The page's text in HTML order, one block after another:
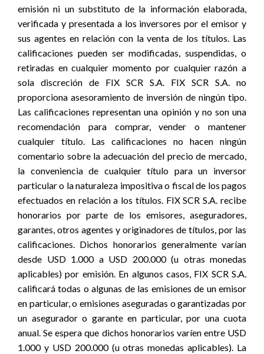
emisión ni un substituto de la información elaborada,
verificada y presentada a los inversores por el emisor y
sus agentes en relación con la venta de los títulos. Las
calificaciones pueden ser modificadas, suspendidas, o
retiradas en cualquier momento por cualquier razón a
sola discreción de FIX SCR S.A. FIX SCR S.A. no
proporciona asesoramiento de inversión de ningún tipo.
Las calificaciones representan una opinión y no son una
recomendación para comprar, vender o mantener
cualquier título. Las calificaciones no hacen ningún
comentario sobre la adecuación del precio de mercado,
la conveniencia de cualquier título para un inversor
particular o la naturaleza impositiva o fiscal de los pagos
efectuados en relación a los títulos. FIX SCR S.A. recibe
honorarios por parte de los emisores, aseguradores,
garantes, otros agentes y originadores de títulos, por las
calificaciones. Dichos honorarios generalmente varían
desde USD 1.000 a USD 200.000 (u otras monedas
aplicables) por emisión. En algunos casos, FIX SCR S.A.
calificará todas o algunas de las emisiones de un emisor
en particular, o emisiones aseguradas o garantizadas por
un asegurador o garante en particular, por una cuota
anual. Se espera que dichos honorarios varíen entre USD
1.000 y USD 200.000 (u otras monedas aplicables). La